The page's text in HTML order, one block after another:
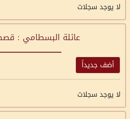
لا يوجد سجلات
عائلة البسطامي :
أضف جديداً
لا يوجد سجلات